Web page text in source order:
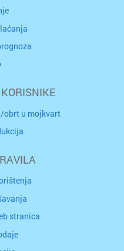
obrt u mojkvart
stranica